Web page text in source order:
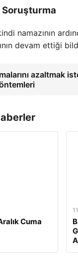
Soruşturma
namazının
devam ettiği
azaltmak
Cuma